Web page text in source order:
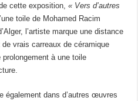
cette exposition,« Vers d’autres
toile de Mohamed Racim
l’artiste marque une distance
vrais carreaux de céramique
à une toile
également dans d’autres œuvres